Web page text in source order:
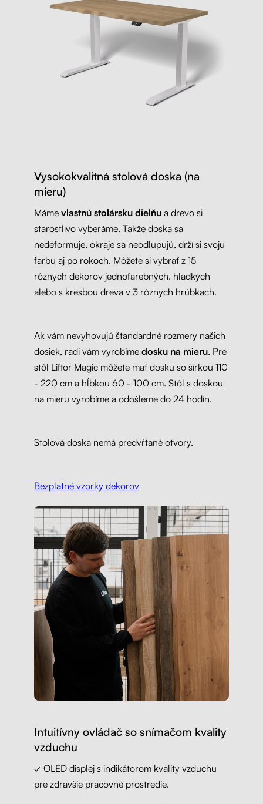
Vysokokvalitná stolová doska (na
mieru)
Máme vlastnú stolársku dielňua drevo si
starostlivo vyberáme. Takže doska sa
nedeformuje, okraje sa neodlupujú, drží si svoju
farbu aj po rokoch. Môžete si vybrať z 15
rôznych dekorov jednofarebných, hladkých
alebo s kresbou dreva v 3 rôznych hrúbkach.
Ak vám nevyhovujú štandardné rozmery našich
dosiek, radi vám vyrobíme dosku na mieru. Pre
stôl Liftor Magic môžete mať dosku so šírkou 110
- 220 cm a hĺbkou 60 - 100 cm. Stôl s doskou
na mieru vyrobíme a odošleme do 24 hodín.
Stolová doska nemá predvŕtané otvory.
Bezplatné vzorky dekorov
Intuitívny ovládač so snímačom kvality
vzduchu
✓ OLED displej s indikátorom kvality vzduchu
pre zdravšie pracovné prostredie.